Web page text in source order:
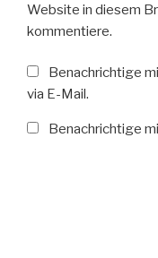
Website in diesem
kommentiere.
Benachrichtige
via E-Mail.
Benachrichtige